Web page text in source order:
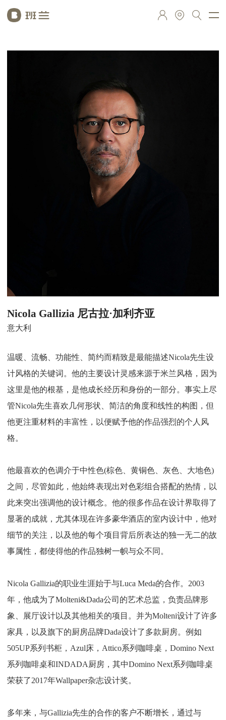
Nicola Gallizia 尼古拉·加利齐亚
意大利
温暖、流畅、功能性、简约而精致是最能描述Nicola先生设
计风格的关键词。他的主要设计灵感来源于米兰风格，因为
这里是他的根基，是他成长经历和身份的一部分。事实上尽
管Nicola先生喜欢几何形状、简洁的角度和线性的构图，但
他更注重材料的丰富性，以便赋予他的作品强烈的个人风
格。
他最喜欢的色调介于中性色(棕色、黄铜色、灰色、大地色)
之间，尽管如此，他始终表现出对色彩组合搭配的热情，以
此来突出强调他的设计概念。他的很多作品在设计界取得了
显著的成就，尤其体现在许多豪华酒店的室内设计中，他对
细节的关注，以及他的每个项目背后所表达的独一无二的故
事属性，都使得他的作品独树一帜与众不同。
Nicola Gallizia的职业生涯始于与Luca Meda的合作。2003
年，他成为了Molteni&Dada公司的艺术总监，负责品牌形
象、展厅设计以及其他相关的项目。并为Molteni设计了许多
家具，以及旗下的厨房品牌Dada设计了多款厨房。例如
505UP系列书柜，Azul床，Attico系列咖啡桌，Domino Next
系列咖啡桌和INDADA厨房，其中Domino Next系列咖啡桌
荣获了2017年Wallpaper杂志设计奖。
多年来，与Gallizia先生的合作的客户不断增长，通过与